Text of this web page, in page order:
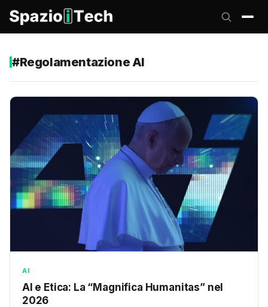
#Regolamentazione AI
AI
AI e Etica: La “Magnifica Humanitas” nel
2026